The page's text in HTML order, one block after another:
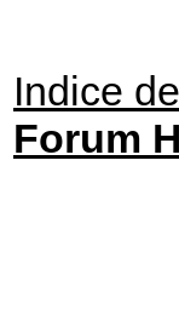
Indice
Forum